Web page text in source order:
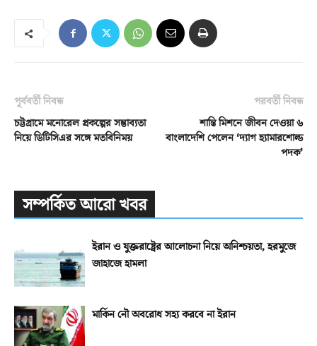
পূর্ববর্তী নিবন্ধ
চট্টগ্রামে মনোরেল প্রকল্পের সম্ভাব্যতা
নিয়ে ডিটিসিএর সঙ্গে মতবিনিময়
পরবর্তী নিবন্ধ
শান্তি মিশনে জীবন দেওয়া ৬
বাংলাদেশি পেলেন ‘দ্যাগ হ্যামারশোল্ড
পদক’
সম্পর্কিত আরো খবর
ইরান ও যুক্তরাষ্ট্রের আলোচনা নিয়ে অনিশ্চয়তা, হরমুজে
জাহাজে হামলা
মার্কিন নৌ অবরোধ সহ্য করবে না ইরান